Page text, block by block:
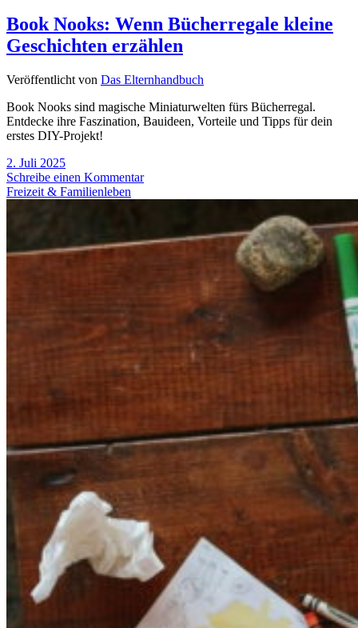
Book Nooks: Wenn Bücherregale kleine
Geschichten erzählen
Veröffentlicht von Das Elternhandbuch
Book Nooks sind magische Miniaturwelten fürs Bücherregal.
Entdecke ihre Faszination, Bauideen, Vorteile und Tipps für dein
erstes DIY-Projekt!
2. Juli 2025
Schreibe einen Kommentar
Freizeit & Familienleben